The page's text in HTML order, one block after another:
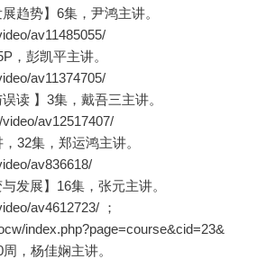
趋势】6集，尹鸿主讲。
av11485055/
，彭凯平主讲。
av11374705/
读 】3集，戴吾三主讲。
av12517407/
32集，郑运鸿主讲。
av836618/
发展】16集，张元主讲。
av4612723/ ；
index.php?page=course&cid=23&
，杨佳娴主讲。